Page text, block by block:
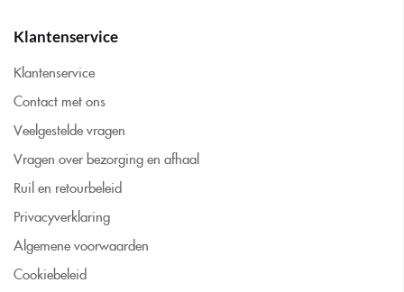
Klantenservice
Klantenservice
Contact met ons
Veelgestelde vragen
Vragen over bezorging en afhaal
Ruil en retourbeleid
Privacyverklaring
Algemene voorwaarden
Cookiebeleid